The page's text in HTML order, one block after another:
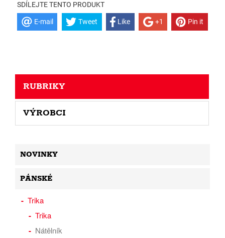
SDÍLEJTE TENTO PRODUKT
E-mail Tweet Like +1 Pin it
RUBRIKY
VÝROBCI
NOVINKY
PÁNSKÉ
Trika
Trika
Nátělník